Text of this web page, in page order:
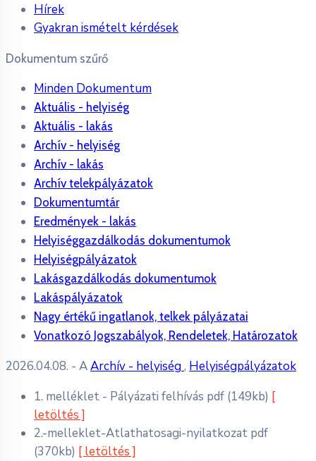
Hírek
Gyakran ismételt kérdések
Dokumentum szűrő
Minden Dokumentum
Aktuális - helyiség
Aktuális - lakás
Archív - helyiség
Archív - lakás
Archív telekpályázatok
Dokumentumtár
Eredmények - lakás
Helyiséggazdálkodás dokumentumok
Helyiségpályázatok
Lakásgazdálkodás dokumentumok
Lakáspályázatok
Nagy értékű ingatlanok, telkek pályázatai
Vonatkozó Jogszabályok, Rendeletek, Határozatok
2026.04.08. - AArchív - helyiség, Helyiségpályázatok
1. melléklet - Pályázati felhívás pdf (149kb) [
letöltés ]
2.-melleklet-Atlathatosagi-nyilatkozat pdf
(370kb) [ letöltés ]